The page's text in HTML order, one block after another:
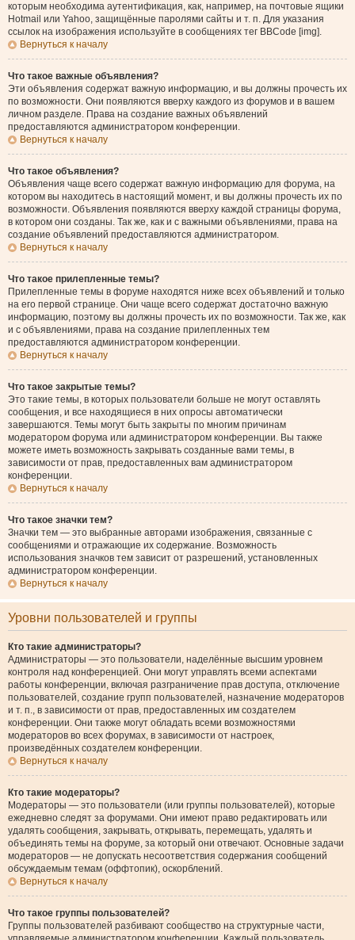
которым необходима аутентификация, как, например, на почтовые ящики
Hotmail или Yahoo, защищённые паролями сайты и т. п. Для указания
ссылок на изображения используйте в сообщениях тег BBCode [img].
Вернуться к началу
Что такое важные объявления?
Эти объявления содержат важную информацию, и вы должны прочесть их
по возможности. Они появляются вверху каждого из форумов и в вашем
личном разделе. Права на создание важных объявлений
предоставляются администратором конференции.
Вернуться к началу
Что такое объявления?
Объявления чаще всего содержат важную информацию для форума, на
котором вы находитесь в настоящий момент, и вы должны прочесть их по
возможности. Объявления появляются вверху каждой страницы форума,
в котором они созданы. Так же, как и с важными объявлениями, права на
создание объявлений предоставляются администратором.
Вернуться к началу
Что такое прилепленные темы?
Прилепленные темы в форуме находятся ниже всех объявлений и только
на его первой странице. Они чаще всего содержат достаточно важную
информацию, поэтому вы должны прочесть их по возможности. Так же, как
и с объявлениями, права на создание прилепленных тем
предоставляются администратором конференции.
Вернуться к началу
Что такое закрытые темы?
Это такие темы, в которых пользователи больше не могут оставлять
сообщения, и все находящиеся в них опросы автоматически
завершаются. Темы могут быть закрыты по многим причинам
модератором форума или администратором конференции. Вы также
можете иметь возможность закрывать созданные вами темы, в
зависимости от прав, предоставленных вам администратором
конференции.
Вернуться к началу
Что такое значки тем?
Значки тем — это выбранные авторами изображения, связанные с
сообщениями и отражающие их содержание. Возможность
использования значков тем зависит от разрешений, установленных
администратором конференции.
Вернуться к началу
Уровни пользователей и группы
Кто такие администраторы?
Администраторы — это пользователи, наделённые высшим уровнем
контроля над конференцией. Они могут управлять всеми аспектами
работы конференции, включая разграничение прав доступа, отключение
пользователей, создание групп пользователей, назначение модераторов
и т. п., в зависимости от прав, предоставленных им создателем
конференции. Они также могут обладать всеми возможностями
модераторов во всех форумах, в зависимости от настроек,
произведённых создателем конференции.
Вернуться к началу
Кто такие модераторы?
Модераторы — это пользователи (или группы пользователей), которые
ежедневно следят за форумами. Они имеют право редактировать или
удалять сообщения, закрывать, открывать, перемещать, удалять и
объединять темы на форуме, за который они отвечают. Основные задачи
модераторов — не допускать несоответствия содержания сообщений
обсуждаемым темам (оффтопик), оскорблений.
Вернуться к началу
Что такое группы пользователей?
Группы пользователей разбивают сообщество на структурные части,